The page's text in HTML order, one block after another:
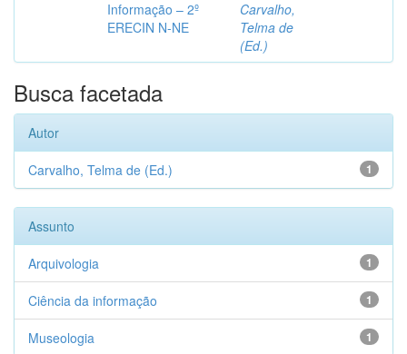
Informação – 2º
ERECIN N-NE
Carvalho,
Telma de
(Ed.)
Busca facetada
Autor
1
Carvalho, Telma de (Ed.)
Assunto
1
Arquivologia
1
Ciência da informação
1
Museologia